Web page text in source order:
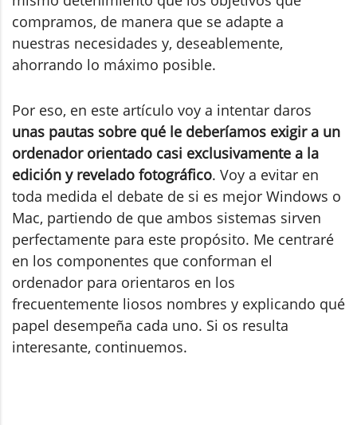
compramos, de manera que se adapte a
nuestras necesidades y, deseablemente,
ahorrando lo máximo posible.
Por eso, en este artículo voy a intentar daros
unas pautas sobre qué le deberíamos exigir a un
ordenador orientado casi exclusivamente a la
edición y revelado fotográfico. Voy a evitar en
toda medida el debate de si es mejor Windows o
Mac, partiendo de que ambos sistemas sirven
perfectamente para este propósito. Me centraré
en los componentes que conforman el
ordenador para orientaros en los
frecuentemente liosos nombres y explicando qué
papel desempeña cada uno. Si os resulta
interesante, continuemos.